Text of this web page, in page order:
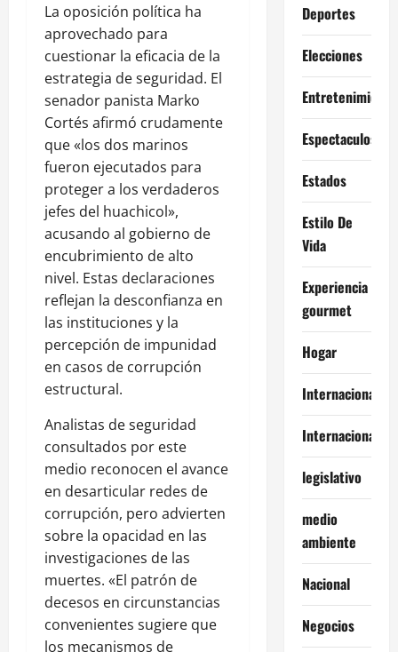
La oposición política ha
aprovechado para
cuestionar la eficacia de la
estrategia de seguridad. El
senador panista Marko
Cortés afirmó crudamente
que «los dos marinos
fueron ejecutados para
proteger a los verdaderos
jefes del huachicol»,
acusando al gobierno de
encubrimiento de alto
nivel. Estas declaraciones
reflejan la desconfianza en
las instituciones y la
percepción de impunidad
en casos de corrupción
estructural.
Analistas de seguridad
consultados por este
medio reconocen el avance
en desarticular redes de
corrupción, pero advierten
sobre la opacidad en las
investigaciones de las
muertes. «El patrón de
decesos en circunstancias
convenientes sugiere que
los mecanismos de
Deportes
Elecciones
Entretenimiento
Espectaculos
Estados
Estilo De
Vida
Experiencia
gourmet
Hogar
Internacional
Internacionales
legislativo
medio
ambiente
Nacional
Negocios